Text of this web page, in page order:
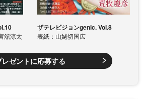
舘涼太
ザテレビジョンgenic. Vol.8
表紙：山姥切国広
レゼントに応募する